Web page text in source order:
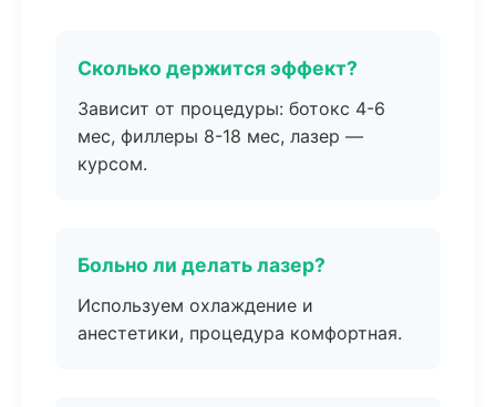
Сколько держится эффект?
Зависит от процедуры: ботокс 4-6
мес, филлеры 8-18 мес, лазер —
курсом.
Больно ли делать лазер?
Используем охлаждение и
анестетики, процедура комфортная.